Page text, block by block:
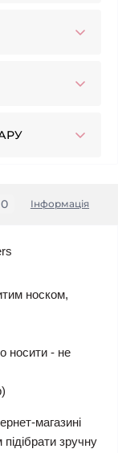
0 Iнформація
носком,
носити - не
магазині
зручну